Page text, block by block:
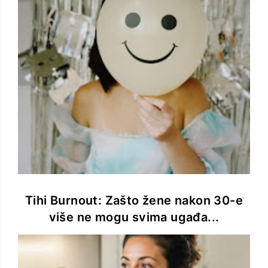
Tihi Burnout: Zašto žene nakon 30-e
više ne mogu svima ugađa...